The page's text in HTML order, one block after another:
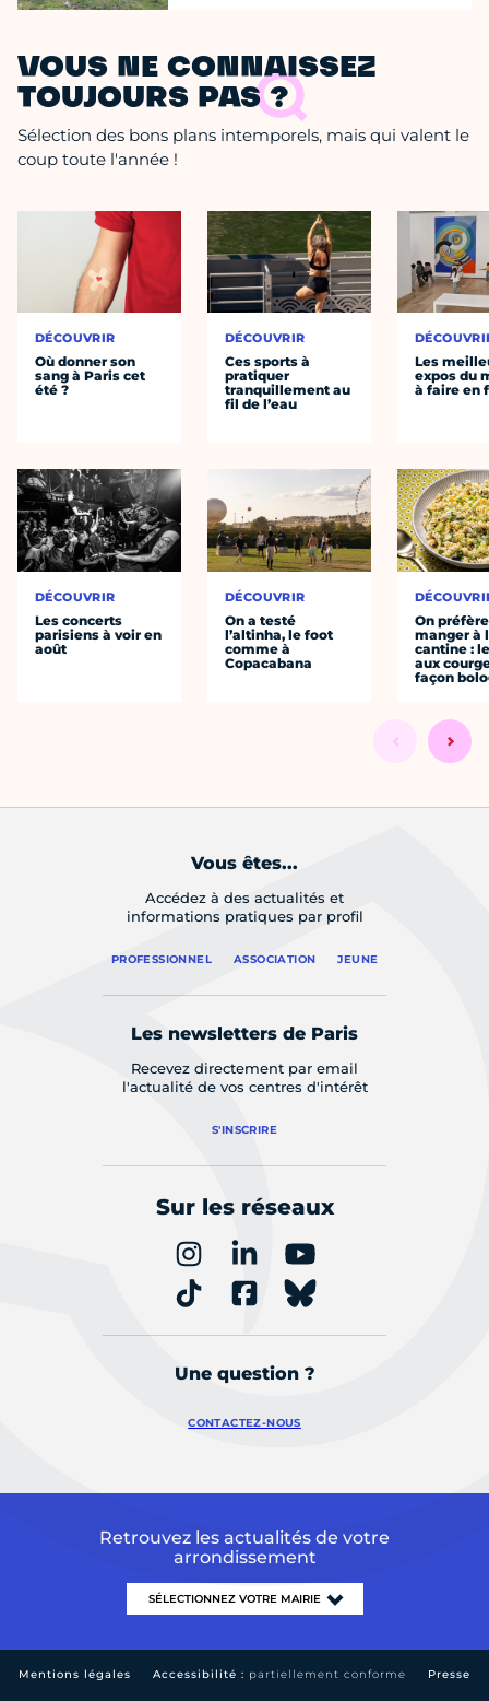
VOUS NE CONNAISSEZ
TOUJOURS PAS ?
Sélection des bons plans intemporels, mais qui valent le
coup toute l'année !
DÉCOUVRIR
Où donner son
sang à Paris cet
été ?
DÉCOUVRIR
Les concerts
parisiens à voir en
août
DÉCOUVRIR
Ces sports à
pratiquer
tranquillement au
fil de l’eau
DÉCOUVRIR
On a testé
l’altinha, le foot
comme à
Copacabana
Les
expos du
à faire en
On préfère
manger à
cantine :
aux
façon
Vous êtes...
Accédez à des actualités et
informations pratiques par profil
PROFESSIONNEL ASSOCIATION JEUNE
Les newsletters de Paris
Recevez directement par email
l'actualité de vos centres d'intérêt
S'INSCRIRE
Sur les réseaux
Une question ?
CONTACTEZ-NOUS
Retrouvez les actualités de votre
arrondissement
Mentions légales Accessibilité : partiellement conforme Presse